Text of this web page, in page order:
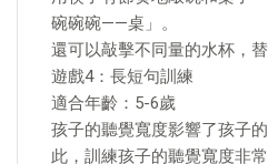
碗碗碗——桌」。
還可以敲擊不同量的水杯，替
遊戲4：長短句訓練
適合年齡：5-6歲
孩子的聽覺寬度影響了孩子
此，訓練孩子的聽覺寬度非常